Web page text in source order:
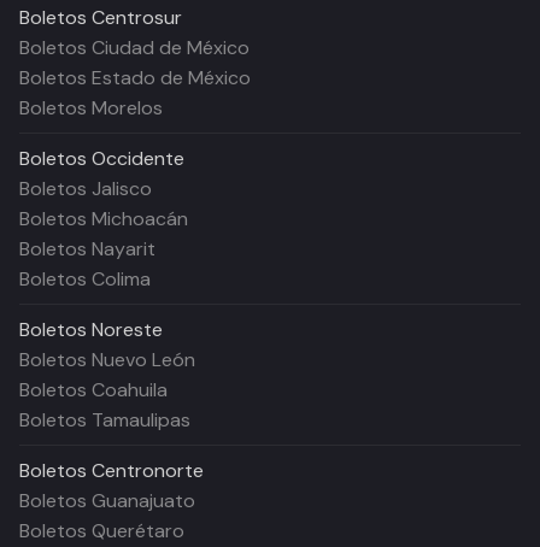
Boletos Centrosur
Boletos Ciudad de México
Boletos Estado de México
Boletos Morelos
Boletos Occidente
Boletos Jalisco
Boletos Michoacán
Boletos Nayarit
Boletos Colima
Boletos Noreste
Boletos Nuevo León
Boletos Coahuila
Boletos Tamaulipas
Boletos Centronorte
Boletos Guanajuato
Boletos Querétaro